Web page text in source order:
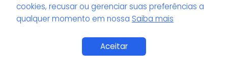
cookies, recusar ou gerenciar suas preferências a
qualquer momento em nossa Saiba mais
Aceitar